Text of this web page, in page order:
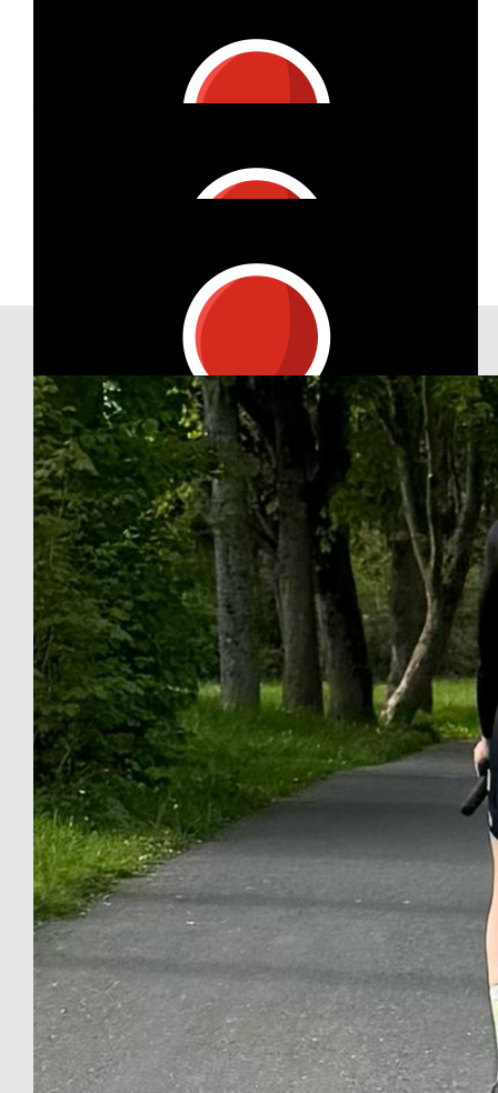
Irmgard Röper
€58.99
Vanessa Hofmann
Viel Spaß und gut Fuß! :)
€25
Sven Hofmann
€25
Susanne Mathilde Hofmann
Our Team Members